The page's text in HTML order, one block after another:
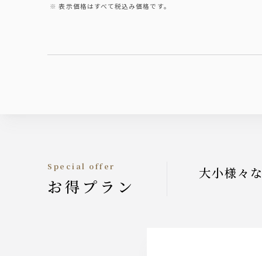
表示価格はすべて税込み価格です。
Special offer
お得プラン
大小様々